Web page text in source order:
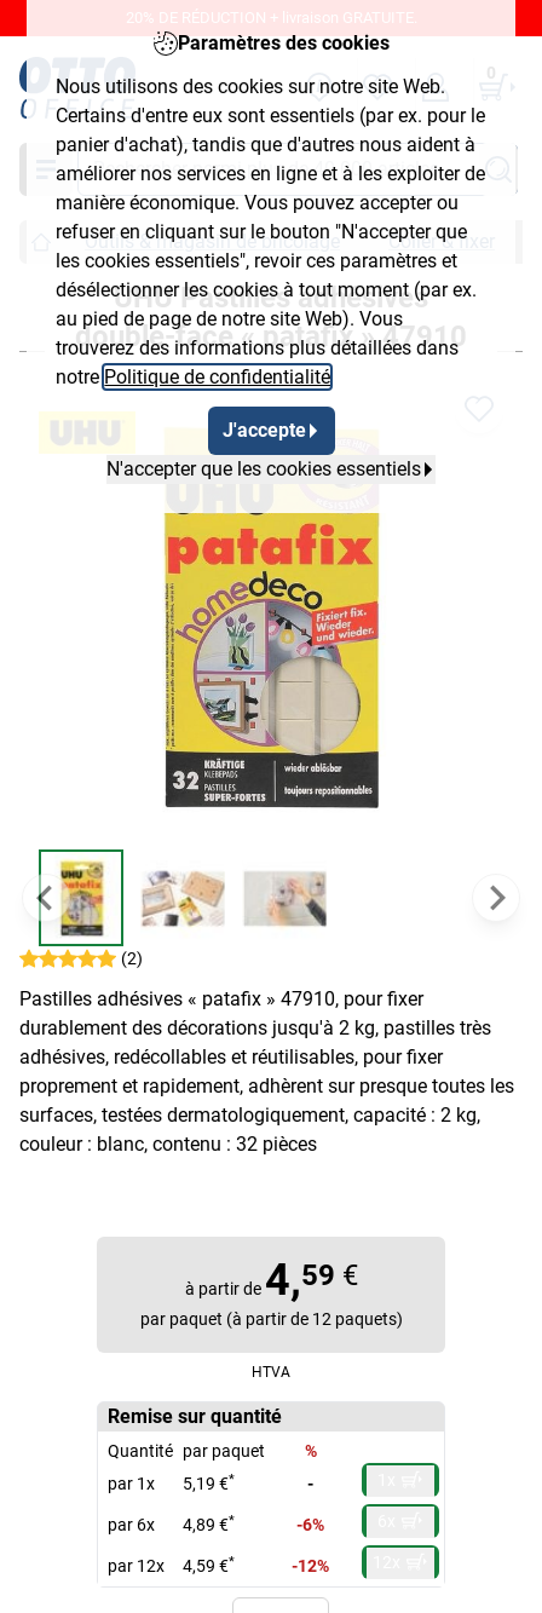
Paramètres des cookies
Nous utilisons des cookies sur notre site Web.
Certains d'entre eux sont essentiels (par ex. pour le
panier d'achat), tandis que d'autres nous aident à
améliorer nos services en ligne et à les exploiter de
manière économique. Vous pouvez accepter ou
refuser en cliquant sur le bouton "N'accepter que
les cookies essentiels", revoir ces paramètres et
désélectionner les cookies à tout moment (par ex.
au pied de page de notre site Web). Vous
trouverez des informations plus détaillées dans
notre Politique de confidentialité
J'accepte
N'accepter que les cookies essentiels
20% DE RÉDUCTION + livraison GRATUITE.
0
Chercher
Outils & magasin de bricolage Coller & fixer
UHU Pastilles adhésives
double-face « patafix » 47910
(2)
Pastilles adhésives « patafix » 47910, pour fixer
durablement des décorations jusqu'à 2 kg, pastilles très
adhésives, redécollables et réutilisables, pour fixer
proprement et rapidement, adhèrent sur presque toutes les
surfaces, testées dermatologiquement, capacité : 2 kg,
couleur : blanc, contenu : 32 pièces
à partir de 4,59 €
par paquet (à partir de 12 paquets)
HTVA
Remise sur quantité
Quantité par paquet
%
par 1x
5,19 €* -
par 6x 4,89 €* -6%
par 12x 4,59 €* -12%